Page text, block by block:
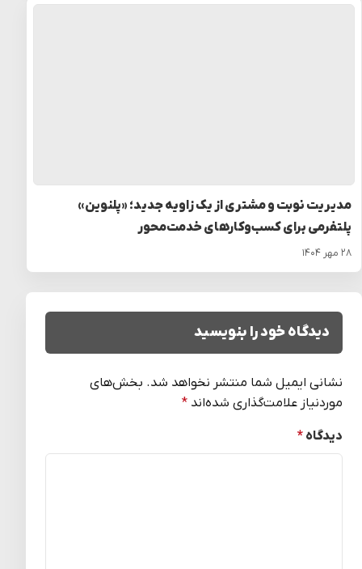
مدیریت نوبت و مشتری از یک زاویه جدید؛ «پلنوین»
پلتفرمی برای کسب‌وکارهای خدمت‌محور
۲۸ مهر ۱۴۰۴
دیدگاه خود را بنویسید
نشانی ایمیل شما منتشر نخواهد شد. بخش‌های
موردنیاز علامت‌گذاری شده‌اند *
دیدگاه *